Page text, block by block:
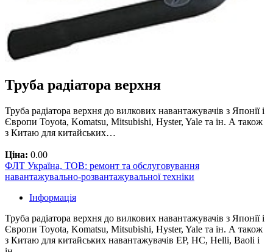
Труба радіатора верхня
Труба радіатора верхня до вилкових навантажувачів з Японії і
Європи Toyota, Komatsu, Mitsubishi, Hyster, Yale та ін. А також
з Китаю для китайських…
Ціна: 0.00
ФЛТ Україна, ТОВ: ремонт та обслуговування
навантажувально-розвантажувальної техніки
Інформація
Труба радіатора верхня до вилкових навантажувачів з Японії і
Європи Toyota, Komatsu, Mitsubishi, Hyster, Yale та ін. А також
з Китаю для китайських навантажувачів EP, HC, Helli, Baoli і